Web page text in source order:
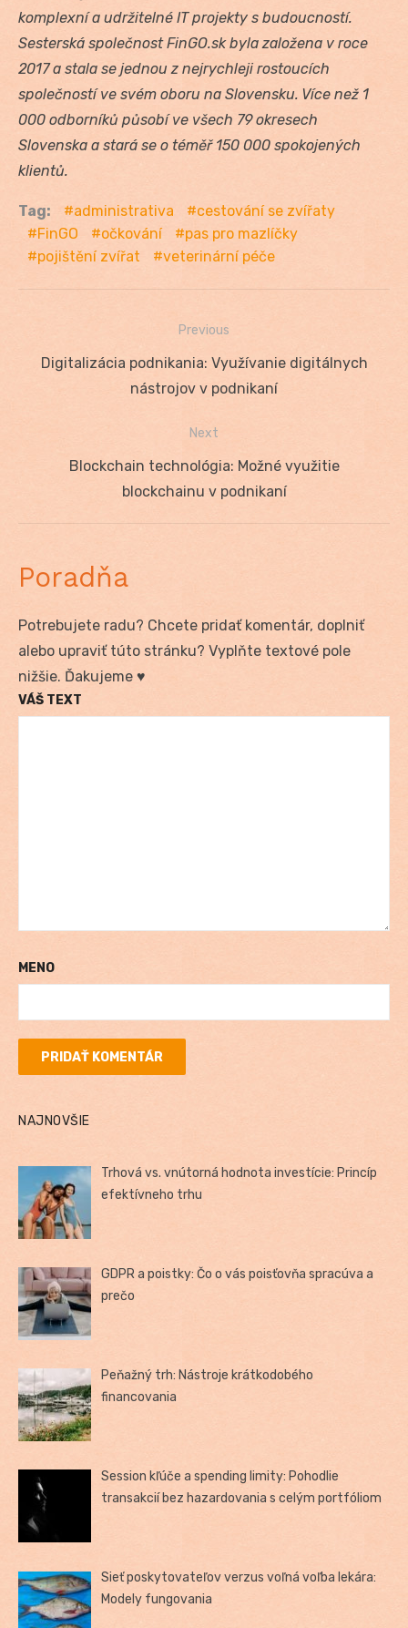
komplexní a udržitelné IT projekty s budoucností.
Sesterská společnost FinGO.sk byla založena v roce
2017 a stala se jednou z nejrychleji rostoucích
společností ve svém oboru na Slovensku. Více než 1
000 odborníků působí ve všech 79 okresech
Slovenska a stará se o téměř 150 000 spokojených
klientů.
Tag: administrativa
cestování se zvířaty
FinGO
očkování
pas pro mazlíčky
pojištění zvířat
veterinární péče
Navigácia
Previous
Previous
Digitalizácia podnikania: Využívanie digitálnych
nástrojov v podnikaní
Next
Blockchain technológia: Možné využitie
blockchainu v podnikaní
Poradňa
Potrebujete radu? Chcete pridať komentár, doplniť
alebo upraviť túto stránku? Vyplňte textové pole
nižšie. Ďakujeme ♥
VÁŠ TEXT
MENO
NAJNOVŠIE
Trhová vs. vnútorná hodnota investície: Princíp
efektívneho trhu
GDPR a poistky: Čo o vás poisťovňa spracúva a
prečo
Peňažný trh: Nástroje krátkodobého
financovania
Session kľúče a spending limity: Pohodlie
transakcií bez hazardovania s celým portfóliom
Sieť poskytovateľov verzus voľná voľba lekára:
Modely fungovania